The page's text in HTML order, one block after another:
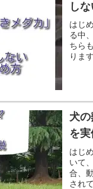
し
はじ
る中
ちら
りま
犬
を
はじ
いて
合、
され